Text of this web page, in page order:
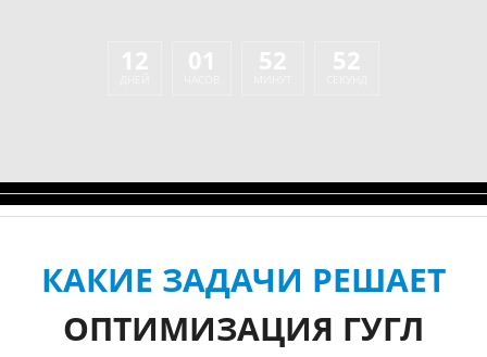
КАКИЕ ЗАДАЧИ РЕШАЕТ
ОПТИМИЗАЦИЯ ГУГЛ